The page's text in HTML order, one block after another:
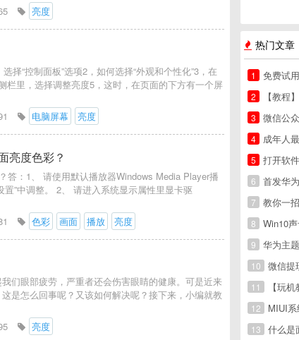
亮度
择“控制面板”选项2，如何选择“外观和个性化”3，在
栏里，选择调整亮度5，这时，在页面的下方有一个屏
电脑屏幕 亮度
亮度色彩？
答：1、 请使用默认播放器Windows Media Player播
中调整。 2、 请进入系统显示属性里显卡驱
色彩 画面 播放 亮度
们眼部疲劳，严重者还会伤害眼睛的健康。可是近来
是怎么回事呢？又该如何解决呢？接下来，小编就教
亮度
热门文章
1
免费试用申请
2
【教程
3
微信公
4
成年人最
5
打开软
6
首发华
7
教你一
8
Win10
9
华为主
10
微信提
11
【玩
12
MIUI
13
什么是